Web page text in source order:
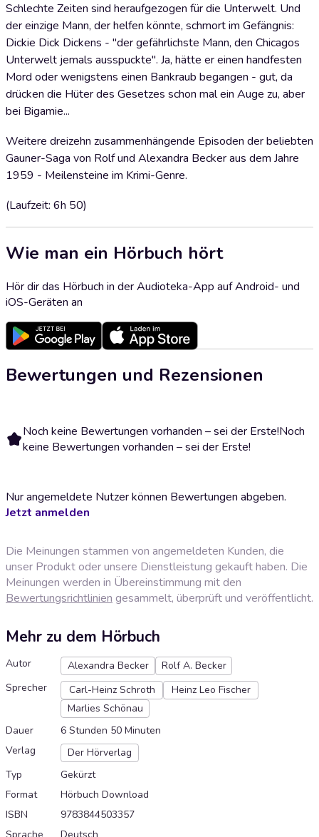
Schlechte Zeiten sind heraufgezogen für die Unterwelt. Und
der einzige Mann, der helfen könnte, schmort im Gefängnis:
Dickie Dick Dickens - "der gefährlichste Mann, den Chicagos
Unterwelt jemals ausspuckte". Ja, hätte er einen handfesten
Mord oder wenigstens einen Bankraub begangen - gut, da
drücken die Hüter des Gesetzes schon mal ein Auge zu, aber
bei Bigamie...
Weitere dreizehn zusammenhängende Episoden der beliebten
Gauner-Saga von Rolf und Alexandra Becker aus dem Jahre
1959 - Meilensteine im Krimi-Genre.
(Laufzeit: 6h 50)
Wie man ein Hörbuch hört
Hör dir das Hörbuch in der Audioteka-App auf Android- und
iOS-Geräten an
Bewertungen und Rezensionen
Noch keine Bewertungen vorhanden – sei der Erste!Noch
keine Bewertungen vorhanden – sei der Erste!
Nur angemeldete Nutzer können Bewertungen abgeben.
Jetzt anmelden
Die Meinungen stammen von angemeldeten Kunden, die
unser Produkt oder unsere Dienstleistung gekauft haben. Die
Meinungen werden in Übereinstimmung mit den
Bewertungsrichtlinien gesammelt, überprüft und veröffentlicht.
Mehr zu dem Hörbuch
Autor Alexandra Becker
Rolf A. Becker
Sprecher
Carl-Heinz Schroth
Heinz Leo Fischer
Marlies Schönau
Dauer
6 Stunden 50 Minuten
Verlag
Der Hörverlag
Typ
Gekürzt
Format
Hörbuch Download
ISBN
9783844503357